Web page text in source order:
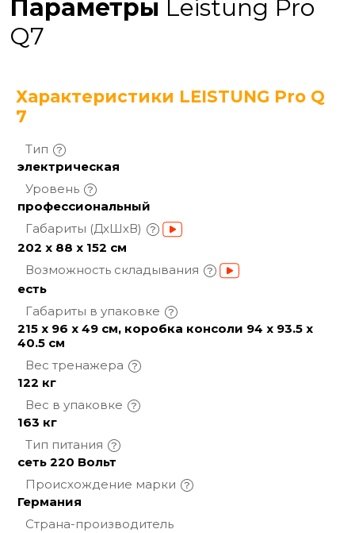
Параметры Leistung Pro
Q7
Характеристики LEISTUNG Pro Q
7
Тип
электрическая
Уровень
профессиональный
Габариты (ДхШхВ)
202 х 88 х 152 cм
Возможность складывания
есть
Габариты в упаковке
215 х 96 х 49 см, коробка консоли 94 х 93.5 х
40.5 см
Вес тренажера
122 кг
Вес в упаковке
163 кг
Тип питания
сеть 220 Вольт
Происхождение марки
Германия
Страна-производитель